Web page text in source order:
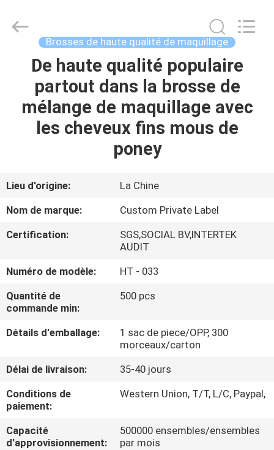
MAISON
PRODUITS
DE
NOUS
VISITE
D'USINE
CONTRÔLE
DE
PLAN
DU
SITE
Chanmy
Cosmetics
Brosses de haute qualité de maquillage
De haute qualité populaire
partout dans la brosse de
mélange de maquillage avec
les cheveux fins mous de
poney
Lieu d'origine:
La Chine
Nom de marque:
Custom Private Label
Certification:
SGS,SOCIAL BV,INTERTEK
AUDIT
Numéro de modèle:
HT - 033
Quantité de
commande min:
500 pcs
Détails d'emballage:
1 sac de piece/OPP, 300
morceaux/carton
Délai de livraison:
35-40 jours
Conditions de
paiement:
Western Union, T/T, L/C, Paypal,
Capacité
d'approvisionnement:
500000 ensembles/ensembles
par mois